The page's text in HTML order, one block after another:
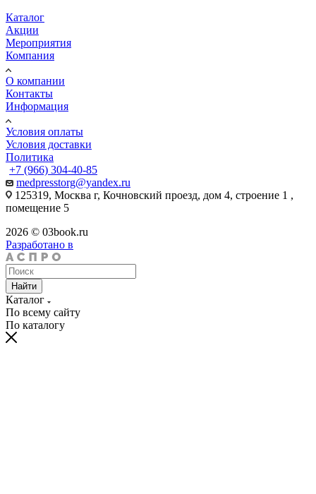
Каталог
Акции
Мероприятия
Компания
О компании
Контакты
Информация
Условия оплаты
Условия доставки
Политика
+7 (966) 304-40-85
medpresstorg@yandex.ru
125319, Москва г, Кочновский проезд, дом 4, строение 1 ,
помещение 5
2026 © 03book.ru
Разработано в
Найти
Каталог
По всему сайту
По каталогу